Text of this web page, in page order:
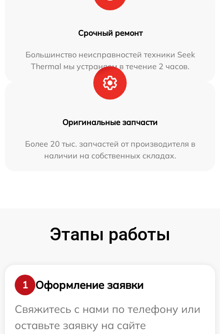
Срочный ремонт
Большинство неисправностей техники Seek
Thermal мы устраняем в течение 2 часов.
Оригинальные запчасти
Более 20 тыс. запчастей от производителя в
наличии на собственных складах.
Этапы работы
1
Оформление заявки
Свяжитесь с нами по телефону или
оставьте заявку на сайте